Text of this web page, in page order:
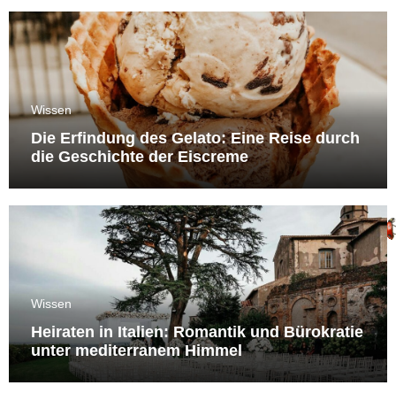
Wissen
Die Erfindung des Gelato: Eine Reise durch
die Geschichte der Eiscreme
Wissen
Heiraten in Italien: Romantik und Bürokratie
unter mediterranem Himmel